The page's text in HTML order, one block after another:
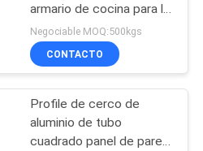
de
de
armario de cocina para la
manija de los muebles de
la cocina
Negociable MOQ:500kgs
CONTACTO
Profile de cerco de
aluminio de tubo
cuadrado panel de pared